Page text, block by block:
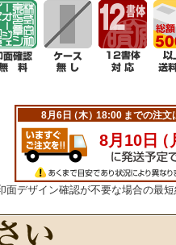
面デザイン確認が不要な場合の最短